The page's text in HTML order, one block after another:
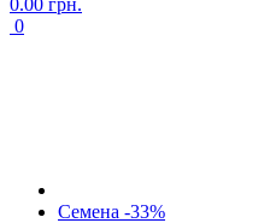
0.00 грн.
0
Семена -33%